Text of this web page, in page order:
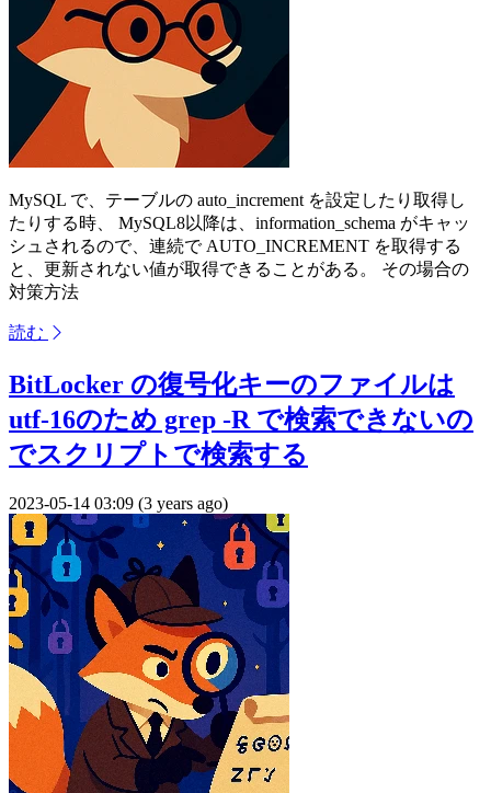
MySQL で、テーブルの auto_increment を設定したり取得し
たりする時、 MySQL8以降は、information_schema がキャッ
シュされるので、連続で AUTO_INCREMENT を取得する
と、更新されない値が取得できることがある。 その場合の
対策方法
読む
BitLocker の復号化キーのファイルは
utf-16のため grep -R で検索できないの
でスクリプトで検索する
2023-05-14 03:09 (3 years ago)